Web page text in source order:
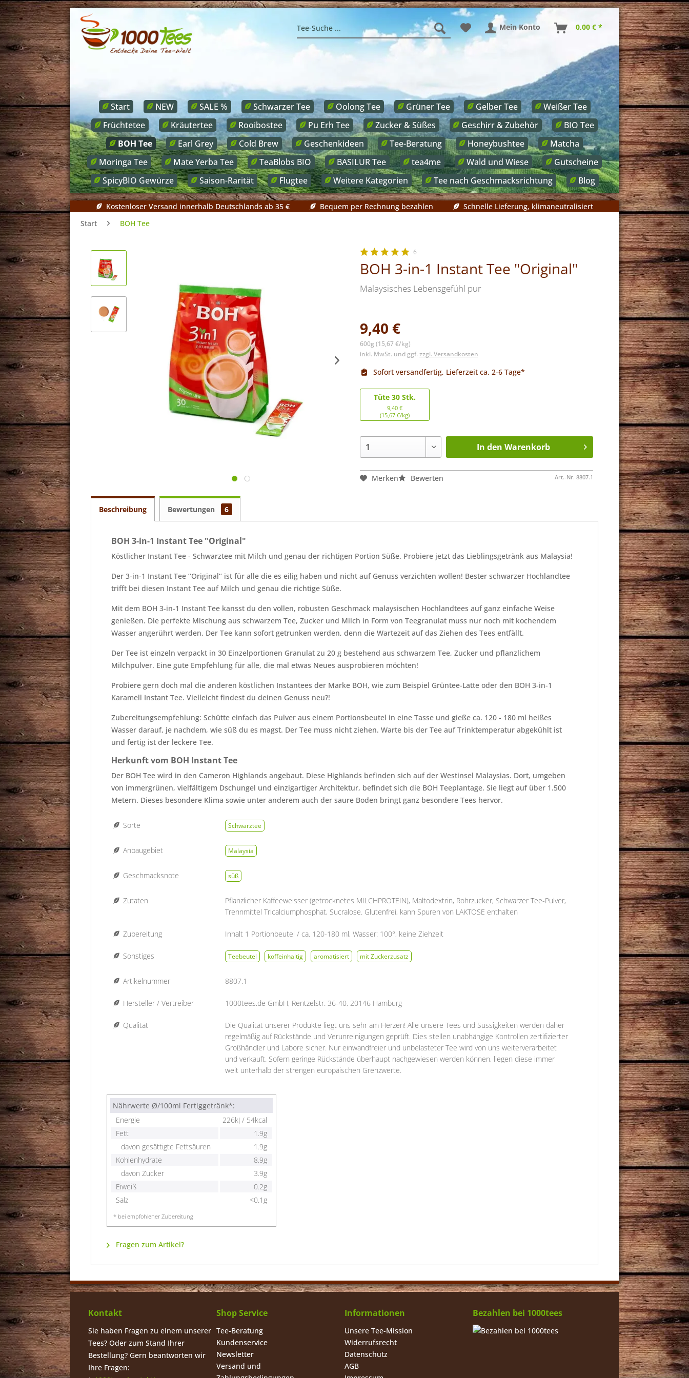
Mein Konto 0,00 € *
Start NEW SALE % Schwarzer Tee Oolong Tee Grüner Tee Gelber Tee
Weißer Tee
Früchtetee
Kräutertee Rooibostee Pu Erh Tee Zucker & Süßes Geschirr & Zubehör
BIO Tee
BOH Tee
Earl Grey Cold Brew Geschenkideen Tee-Beratung Honeybushtee
Matcha
Moringa Tee
Mate Yerba Tee TeaBlobs BIO BASILUR Tee tea4me Wald und Wiese
Gutscheine
SpicyBIO Gewürze
Saison-Rarität Flugtee Weitere Kategorien Tee nach Geschmacksrichtung Blog
Kostenloser Versand innerhalb Deutschlands ab 35 € Bequem per Rechnung bezahlen
Schnelle Lieferung, klimaneutralisiert
Start
BOH Tee
6
BOH 3-in-1 Instant Tee "Original"
Malaysisches Lebensgefühl pur
9,40 €
600g (15,67 €/kg)
inkl. MwSt. und ggf. zzgl. Versandkosten
Sofort versandfertig, Lieferzeit ca. 2-6 Tage*
Tüte 30 Stk.
9,40 €
(15,67 €/kg)
In den Warenkorb
Merken Bewerten Art.-Nr.8807.1
Beschreibung Bewertungen 6
BOH 3-in-1 Instant Tee "Original"
Köstlicher Instant Tee - Schwarztee mit Milch und genau der richtigen Portion Süße. Probiere jetzt das Lieblingsgetränk aus Malaysia!
Der 3-in-1 Instant Tee ‘‘Original‘‘ ist für alle die es eilig haben und nicht auf Genuss verzichten wollen! Bester schwarzer Hochlandtee
trifft bei diesen Instant Tee auf Milch und genau die richtige Süße.
Mit dem BOH 3-in-1 Instant Tee kansst du den vollen, robusten Geschmack malaysischen Hochlandtees auf ganz einfache Weise
genießen. Die perfekte Mischung aus schwarzem Tee, Zucker und Milch in Form von Teegranulat muss nur noch mit kochendem
Wasser angerührt werden. Der Tee kann sofort getrunken werden, denn die Wartezeit auf das Ziehen des Tees entfällt.
Der Tee ist einzeln verpackt in 30 Einzelportionen Granulat zu 20 g bestehend aus schwarzem Tee, Zucker und pflanzlichem
Milchpulver. Eine gute Empfehlung für alle, die mal etwas Neues ausprobieren möchten!
Probiere gern doch mal die anderen köstlichen Instantees der Marke BOH, wie zum Beispiel Grüntee-Latte oder den BOH 3-in-1
Karamell Instant Tee. Vielleicht findest du deinen Genuss neu?!
Zubereitungsempfehlung: Schütte einfach das Pulver aus einem Portionsbeutel in eine Tasse und gieße ca. 120 - 180 ml heißes
Wasser darauf, je nachdem, wie süß du es magst. Der Tee muss nicht ziehen. Warte bis der Tee auf Trinktemperatur abgekühlt ist
und fertig ist der leckere Tee.
Herkunft vom BOH Instant Tee
Der BOH Tee wird in den Cameron Highlands angebaut. Diese Highlands befinden sich auf der Westinsel Malaysias. Dort, umgeben
von immergrünen, vielfältigem Dschungel und einzigartiger Architektur, befindet sich die BOH Teeplantage. Sie liegt auf über 1.500
Metern. Dieses besondere Klima sowie unter anderem auch der saure Boden bringt ganz besondere Tees hervor.
Sorte Schwarztee
Anbaugebiet Malaysia
Geschmacksnote süß
Zutaten Pflanzlicher Kaffeeweisser (getrocknetes MILCHPROTEIN), Maltodextrin, Rohrzucker, Schwarzer Tee-Pulver,
Trennmittel Tricalciumphosphat, Sucralose. Glutenfrei, kann Spuren von LAKTOSE enthalten
Zubereitung Inhalt 1 Portionbeutel / ca. 120-180 ml, Wasser: 100°, keine Ziehzeit
Sonstiges Teebeutel koffeinhaltig aromatisiert mit Zuckerzusatz
Artikelnummer 8807.1
Hersteller / Vertreiber 1000tees.de GmbH, Rentzelstr. 36-40, 20146 Hamburg
Qualität
Die Qualität unserer Produkte liegt uns sehr am Herzen! Alle unsere Tees und Süssigkeiten werden daher
regelmäßig auf Rückstände und Verunreinigungen geprüft. Dies stellen unabhängige Kontrollen zertifizierter
Großhändler und Labore sicher. Nur einwandfreier und unbelasteter Tee wird von uns weiterverarbeitet
und verkauft. Sofern geringe Rückstände überhaupt nachgewiesen werden können, liegen diese immer
weit unterhalb der strengen europäischen Grenzwerte.
Nährwerte Ø/100ml Fertiggetränk*:
Energie
226kJ / 54kcal
Fett
1.9g
davon gesättigte Fettsäuren
1.9g
Kohlenhydrate
8.9g
davon Zucker
3.9g
Eiweiß
0.2g
Salz
<0.1g
* bei empfohlener Zubereitung
Fragen zum Artikel?
Kontakt
Sie haben Fragen zu einem unserer
Tees? Oder zum Stand Ihrer
Bestellung? Gern beantworten wir
Ihre Fragen:
Shop Service
Tee-Beratung
Kundenservice
Newsletter
Versand und
Informationen
Unsere Tee-Mission
Widerrufsrecht
Datenschutz
AGB
Bezahlen bei 1000tees